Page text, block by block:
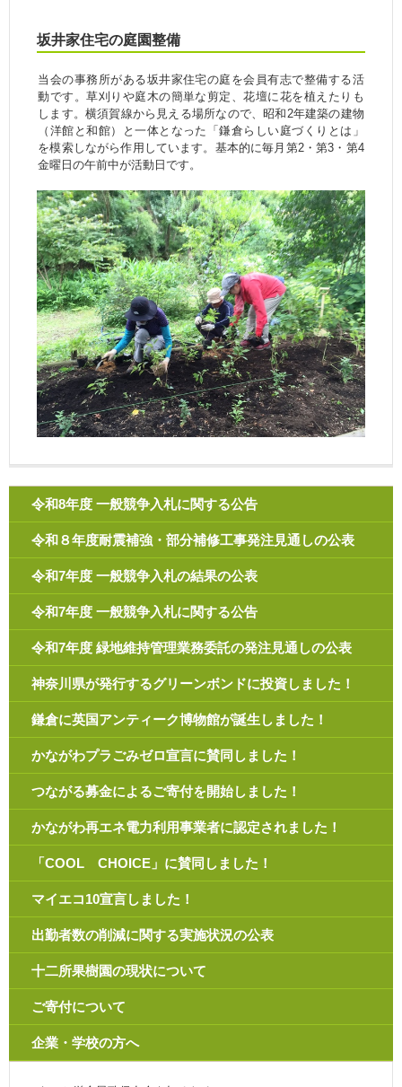
坂井家住宅の庭園整備
当会の事務所がある坂井家住宅の庭を会員有志で整備する活
動です。草刈りや庭木の簡単な剪定、花壇に花を植えたりも
します。横須賀線から見える場所なので、昭和2年建築の建物
（洋館と和館）と一体となった「鎌倉らしい庭づくりとは」
を模索しながら作用しています。基本的に毎月第2・第3・第4
金曜日の午前中が活動日です。
令和8年度 一般競争入札に関する公告
令和８年度耐震補強・部分補修工事発注見通しの公表
令和7年度 一般競争入札の結果の公表
令和7年度 一般競争入札に関する公告
令和7年度 緑地維持管理業務委託の発注見通しの公表
神奈川県が発行するグリーンボンドに投資しました！
鎌倉に英国アンティーク博物館が誕生しました！
かながわプラごみゼロ宣言に賛同しました！
つながる募金によるご寄付を開始しました！
かながわ再エネ電力利用事業者に認定されました！
「COOL CHOICE」に賛同しました！
マイエコ10宣言しました！
出勤者数の削減に関する実施状況の公表
十二所果樹園の現状について
ご寄付について
企業・学校の方へ